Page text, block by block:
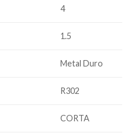
4
1.5
Metal Duro
R302
CORTA